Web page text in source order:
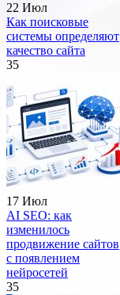
22 Июл
Как поисковые
системы определяют
качество сайта
35
17 Июл
AI SEO: как
изменилось
продвижение сайтов
с появлением
нейросетей
35